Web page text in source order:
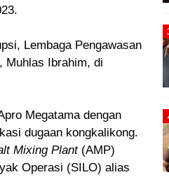
Lembaga Pengawasan
Muhlas Ibrahim, di
Megatama dengan
dugaan kongkalikong.
Mixing Plant (AMP)
Operasi (SILO) alias